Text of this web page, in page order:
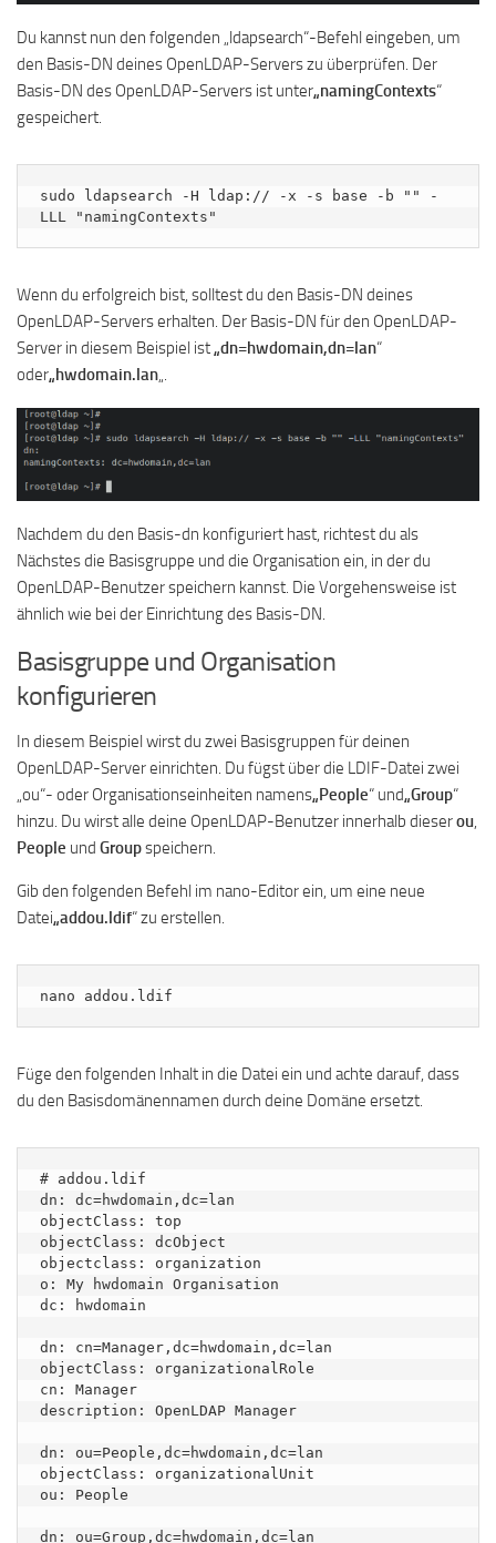
Du kannst nun den folgenden „ldapsearch“-Befehl eingeben, um
den Basis-DN deines OpenLDAP-Servers zu überprüfen. Der
Basis-DN des OpenLDAP-Servers ist unter„namingContexts“
gespeichert.
sudo ldapsearch -H ldap:// -x -s base -b "" -
LLL "namingContexts"
Wenn du erfolgreich bist, solltest du den Basis-DN deines
OpenLDAP-Servers erhalten. Der Basis-DN für den OpenLDAP-
Server in diesem Beispiel ist„dn=hwdomain,dn=lan“
oder„hwdomain.lan„.
Nachdem du den Basis-dn konfiguriert hast, richtest du als
Nächstes die Basisgruppe und die Organisation ein, in der du
OpenLDAP-Benutzer speichern kannst. Die Vorgehensweise ist
ähnlich wie bei der Einrichtung des Basis-DN.
Basisgruppe und Organisation
konfigurieren
In diesem Beispiel wirst du zwei Basisgruppen für deinen
OpenLDAP-Server einrichten. Du fügst über die LDIF-Datei zwei
„ou“- oder Organisationseinheiten namens„People“ und„Group“
hinzu. Du wirst alle deine OpenLDAP-Benutzer innerhalb dieserou,
People und Groupspeichern.
Gib den folgenden Befehl im nano-Editor ein, um eine neue
Datei„addou.ldif“ zu erstellen.
nano addou.ldif
Füge den folgenden Inhalt in die Datei ein und achte darauf, dass
du den Basisdomänennamen durch deine Domäne ersetzt.
# addou.ldif
dn: dc=hwdomain,dc=lan
objectClass: top
objectClass: dcObject
objectclass: organization
o: My hwdomain Organisation
dc: hwdomain
dn: cn=Manager,dc=hwdomain,dc=lan
objectClass: organizationalRole
cn: Manager
description: OpenLDAP Manager
dn: ou=People,dc=hwdomain,dc=lan
objectClass: organizationalUnit
ou: People
dn: ou=Group,dc=hwdomain,dc=lan